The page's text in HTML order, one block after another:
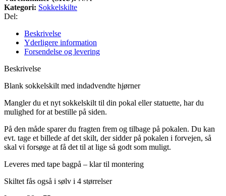
Kategori: Sokkelskilte
Del:
Beskrivelse
Yderligere information
Forsendelse og levering
Beskrivelse
Blank sokkelskilt med indadvendte hjørner
Mangler du et nyt sokkelskilt til din pokal eller statuette, har du
mulighed for at bestille på siden.
På den måde sparer du fragten frem og tilbage på pokalen. Du kan
evt. tage et billede af det skilt, der sidder på pokalen i forvejen, så
skal vi forsøge at få det til at lige så godt som muligt.
Leveres med tape bagpå – klar til montering
Skiltet fås også i sølv i 4 størrelser